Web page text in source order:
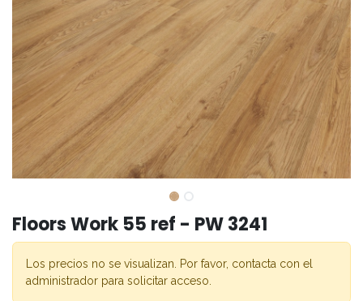
Floors Work 55 ref - PW 3241
Los precios no se visualizan. Por favor, contacta con el
administrador para solicitar acceso.